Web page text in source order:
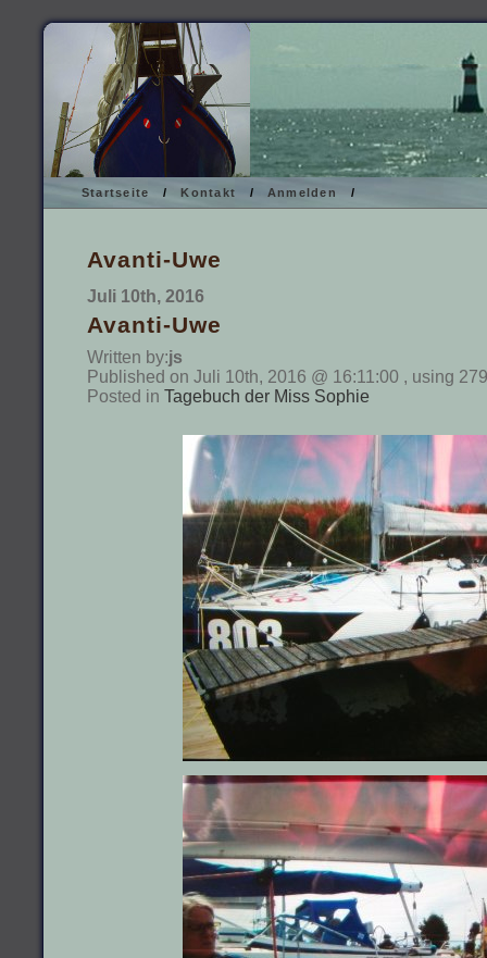
Startseite / Kontakt / Anmelden /
Avanti-Uwe
Juli 10th, 2016
Avanti-Uwe
Written by:js
Published on Juli 10th, 2016 @ 16:11:00 , using
Posted in Tagebuch der Miss Sophie